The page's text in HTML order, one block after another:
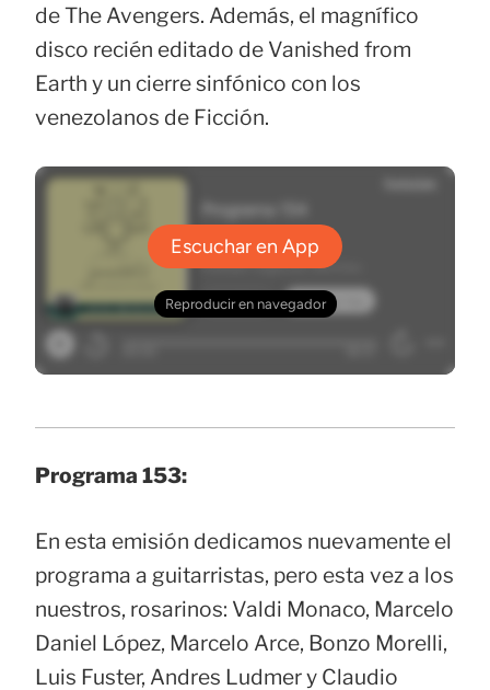
de The Avengers. Además, el magnífico
disco recién editado de Vanished from
Earth y un cierre sinfónico con los
venezolanos de Ficción.
Programa 153:
En esta emisión dedicamos nuevamente el
programa a guitarristas, pero esta vez a los
nuestros, rosarinos: Valdi Monaco, Marcelo
Daniel López, Marcelo Arce, Bonzo Morelli,
Luis Fuster, Andres Ludmer y Claudio